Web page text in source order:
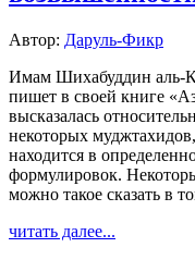
Автор: Даруль-Фикр
Имам Шихабуддин аль-
пишет в своей книге
высказалась
некоторых
находится в
формулировок.
можно такое сказать в
читать далее...